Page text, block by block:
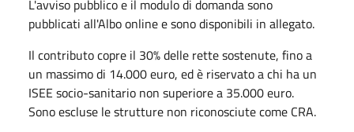
L'avviso pubblico e il modulo di domanda sono
pubblicati all'Albo online e sono disponibili in allegato.
Il contributo copre il 30% delle rette sostenute, fino a
un massimo di 14.000 euro, ed è riservato a chi ha un
ISEE socio-sanitario non superiore a 35.000 euro.
Sono escluse le strutture non riconosciute come CRA.